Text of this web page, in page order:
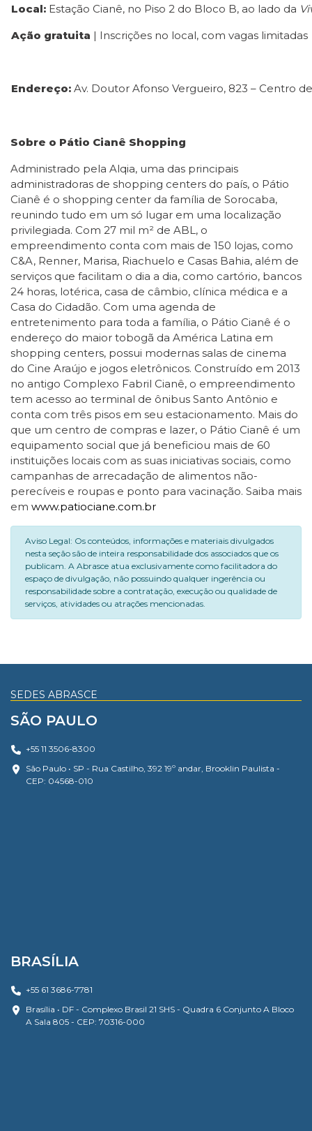
Local: Estação Cianê, no Piso 2 do Bloco B, ao lado da
Ação gratuita | Inscrições no local, com vagas limitadas
Endereço: Av. Doutor Afonso Vergueiro, 823 – Centro
Sobre o Pátio Cianê Shopping
Administrado pela Alqia, uma das principais
administradoras de shopping centers do país, o Pátio
Cianê é o shopping center da família de Sorocaba,
reunindo tudo em um só lugar em uma localização
privilegiada. Com 27 mil m² de ABL, o
empreendimento conta com mais de 150 lojas, como
C&A, Renner, Marisa, Riachuelo e Casas Bahia, além de
serviços que facilitam o dia a dia, como cartório, bancos
24 horas, lotérica, casa de câmbio, clínica médica e a
Casa do Cidadão. Com uma agenda de
entretenimento para toda a família, o Pátio Cianê é o
endereço do maior tobogã da América Latina em
shopping centers, possui modernas salas de cinema
do Cine Araújo e jogos eletrônicos. Construído em 2013
no antigo Complexo Fabril Cianê, o empreendimento
tem acesso ao terminal de ônibus Santo Antônio e
conta com três pisos em seu estacionamento. Mais do
que um centro de compras e lazer, o Pátio Cianê é um
equipamento social que já beneficiou mais de 60
instituições locais com as suas iniciativas sociais, como
campanhas de arrecadação de alimentos não-
perecíveis e roupas e ponto para vacinação. Saiba mais
em www.patiociane.com.br
Aviso Legal: Os conteúdos, informações e materiais divulgados
nesta seção são de inteira responsabilidade dos associados que os
publicam. A Abrasce atua exclusivamente como facilitadora do
espaço de divulgação, não possuindo qualquer ingerência ou
responsabilidade sobre a contratação, execução ou qualidade de
serviços, atividades ou atrações mencionadas.
SEDES ABRASCE
SÃO PAULO
+55 11 3506-8300
São Paulo • SP - Rua Castilho, 392 19º andar, Brooklin Paulista -
CEP: 04568-010
BRASÍLIA
+55 61 3686-7781
Brasília • DF - Complexo Brasil 21 SHS - Quadra 6 Conjunto A Bloco
A Sala 805 - CEP: 70316-000